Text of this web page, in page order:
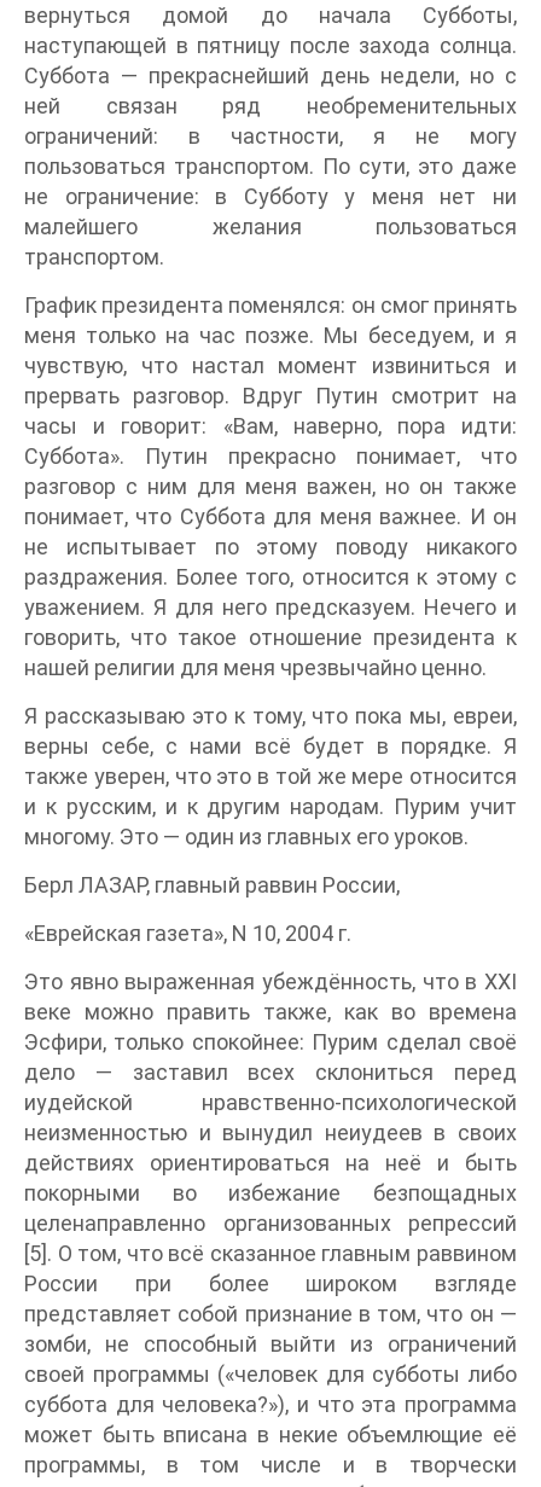
вернуться домой до начала Субботы,
наступающей в пятницу после захода солнца.
Суббота — прекраснейший день недели, но с
ней связан ряд необременительных
ограничений: в частности, я не могу
пользоваться транспортом. По сути, это даже
не ограничение: в Субботу у меня нет ни
малейшего желания пользоваться
транспортом.
График президента поменялся: он смог принять
меня только на час позже. Мы беседуем, и я
чувствую, что настал момент извиниться и
прервать разговор. Вдруг Путин смотрит на
часы и говорит: «Вам, наверно, пора идти:
Суббота». Путин прекрасно понимает, что
разговор с ним для меня важен, но он также
понимает, что Суббота для меня важнее. И он
не испытывает по этому поводу никакого
раздражения. Более того, относится к этому с
уважением. Я для него предсказуем. Нечего и
говорить, что такое отношение президента к
нашей религии для меня чрезвычайно ценно.
Я рассказываю это к тому, что пока мы, евреи,
верны себе, с нами всё будет в порядке. Я
также уверен, что это в той же мере относится
и к русским, и к другим народам. Пурим учит
многому. Это — один из главных его уроков.
Берл ЛАЗАР, главный раввин России,
«Еврейская газета», N 10, 2004 г.
Это явно выраженная убеждённость, что в XXI
веке можно править также, как во времена
Эсфири, только спокойнее: Пурим сделал своё
дело — заставил всех склониться перед
иудейской нравственно-психологической
неизменностью и вынудил неиудеев в своих
действиях ориентироваться на неё и быть
покорными во избежание безпощадных
целенаправленно организованных репрессий
[5]. О том, что всё сказанное главным раввином
России при более широком взгляде
представляет собой признание в том, что он —
зомби, не способный выйти из ограничений
своей программы («человек для субботы либо
суббота для человека?»), и что эта программа
может быть вписана в некие объемлющие её
программы, в том числе и в творчески